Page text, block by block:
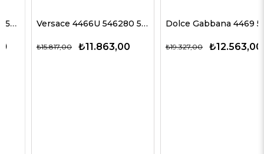
Versace 4466U 546280 54 G Kadın Güneş Gözlükleri
₺11.863,00
₺15.817,00
Dolce Gabbana 4469 501/87 59 G Kadın Güneş Gözlükleri
₺12.563,00
₺19.327,00